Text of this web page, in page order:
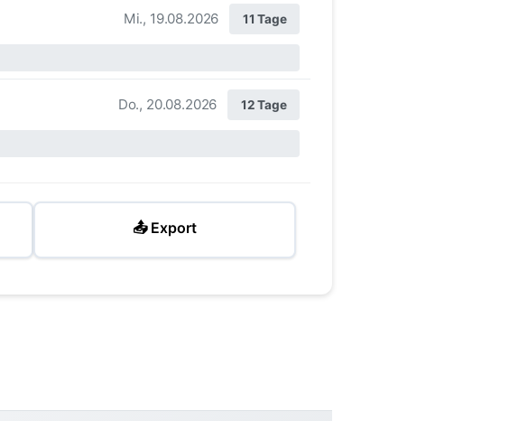
Mi., 19.08.2026 11 Tage
Do., 20.08.2026 12 Tage
📤 Export